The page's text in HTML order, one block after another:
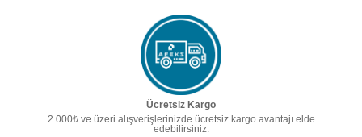
Ücretsiz Kargo
2.000₺ ve üzeri alışverişlerinizde ücretsiz kargo avantajı elde
edebilirsiniz.